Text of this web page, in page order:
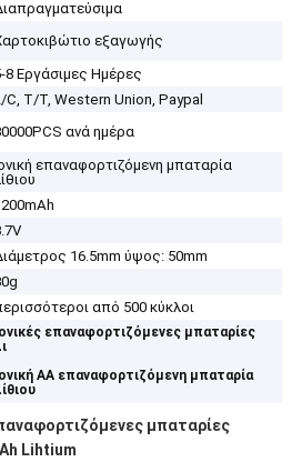
εξαγωγής
8 Εργάσιμες Ημέρες
C, T/T, Western Union, Paypal
ανά ημέρα
επαναφορτιζόμενη μπαταρία
16.5mm ύψος: 50mm
από 500 κύκλοι
επαναφορτιζόμενες μπαταρίες
AA επαναφορτιζόμενη μπαταρία
μπαταρίες
Lihtium